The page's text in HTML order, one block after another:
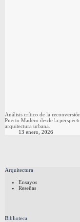
Análisis crítico de la
Puerto Madero desde la
arquitectura urbana.
13 enero, 2026
Arquitectura
Ensayos
Reseñas
Biblioteca